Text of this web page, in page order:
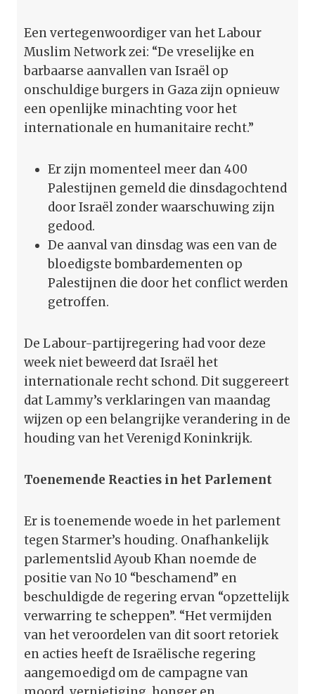
Een vertegenwoordiger van het Labour
Muslim Network zei: “De vreselijke en
barbaarse aanvallen van Israël op
onschuldige burgers in Gaza zijn opnieuw
een openlijke minachting voor het
internationale en humanitaire recht.”
Er zijn momenteel meer dan 400
Palestijnen gemeld die dinsdagochtend
door Israël zonder waarschuwing zijn
gedood.
De aanval van dinsdag was een van de
bloedigste bombardementen op
Palestijnen die door het conflict werden
getroffen.
De Labour-partijregering had voor deze
week niet beweerd dat Israël het
internationale recht schond. Dit suggereert
dat Lammy’s verklaringen van maandag
wijzen op een belangrijke verandering in de
houding van het Verenigd Koninkrijk.
Toenemende Reacties in het Parlement
Er is toenemende woede in het parlement
tegen Starmer’s houding. Onafhankelijk
parlementslid Ayoub Khan noemde de
positie van No 10 “beschamend” en
beschuldigde de regering ervan “opzettelijk
verwarring te scheppen”. “Het vermijden
van het veroordelen van dit soort retoriek
en acties heeft de Israëlische regering
aangemoedigd om de campagne van